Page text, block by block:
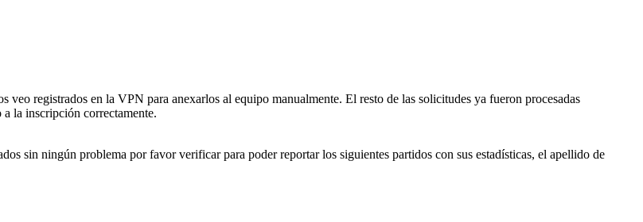
registrados en la VPN para anexarlos al equipo manualmente. El resto de las solicitudes ya fueron procesadas
la inscripción correctamente.
sin ningún problema por favor verificar para poder reportar los siguientes partidos con sus estadísticas, el apellido de